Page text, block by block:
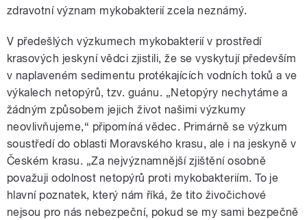
zdravotní význam mykobakterií zcela neznámý.
V předešlých výzkumech mykobakterií v prostředí
krasových jeskyní vědci zjistili, že se vyskytují především
v naplaveném sedimentu protékajících vodních toků a ve
výkalech netopýrů, tzv. guánu. „Netopýry nechytáme a
žádným způsobem jejich život našimi výzkumy
neovlivňujeme,“ připomíná vědec. Primárně se výzkum
soustředí do oblasti Moravského krasu, ale i na jeskyně v
Českém krasu. „Za nejvýznamnější zjištění osobně
považuji odolnost netopýrů proti mykobakteriím. To je
hlavní poznatek, který nám říká, že tito živočichové
nejsou pro nás nebezpeční, pokud se my sami bezpečně